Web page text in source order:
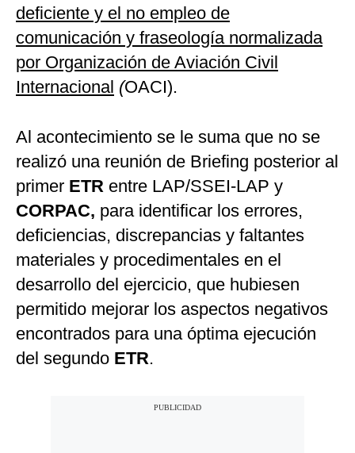
deficiente y el no empleo de
comunicación y fraseología normalizada
por Organización de Aviación Civil
Internacional (OACI).
Al acontecimiento se le suma que no se
realizó una reunión de Briefing posterior al
primer ETR entre LAP/SSEI-LAP y
CORPAC, para identificar los errores,
deficiencias, discrepancias y faltantes
materiales y procedimentales en el
desarrollo del ejercicio, que hubiesen
permitido mejorar los aspectos negativos
encontrados para una óptima ejecución
del segundo ETR.